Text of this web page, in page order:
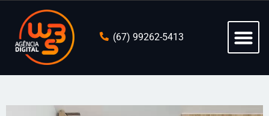
(67) 99262-5413